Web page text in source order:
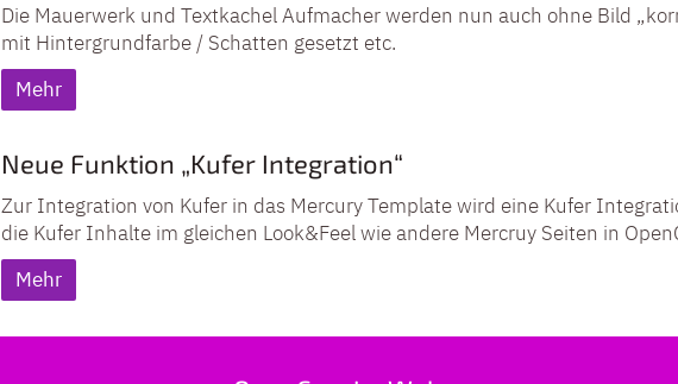
Die Mauerwerk und Textkachel Aufmacher werden nun auch ohne Bild
mit Hintergrundfarbe / Schatten gesetzt etc.
Mehr
Neue Funktion „Kufer Integration“
Zur Integration von Kufer in das Mercury Template wird eine Kufer
die Kufer Inhalte im gleichen Look&Feel wie andere Mercruy Seiten in
Mehr